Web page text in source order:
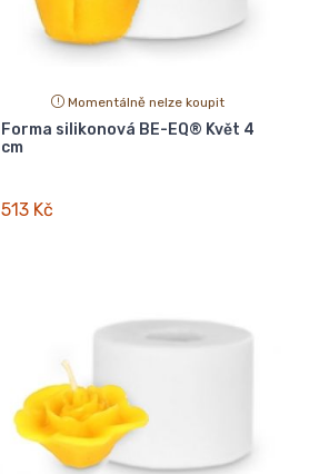
Momentálně nelze koupit
Forma silikonová BE-EQ® Květ 4
cm
513 Kč